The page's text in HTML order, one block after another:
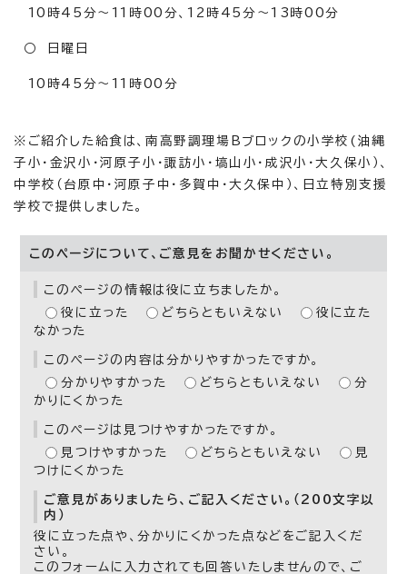
10時45分～11時00分、12時45分～13時00分
○ 日曜日
10時45分～11時00分
※ご紹介した給食は、南高野調理場Bブロックの小学校(油縄
子小・金沢小・河原子小・諏訪小・塙山小・成沢小・大久保小）、
中学校（台原中・河原子中・多賀中・大久保中）、日立特別支援
学校で提供しました。
このページについて、ご意見をお聞かせください。
このページの情報は役に立ちましたか。
役に立った
どちらともいえない
役に立た
なかった
このページの内容は分かりやすかったですか。
分かりやすかった
どちらともいえない
分
かりにくかった
このページは見つけやすかったですか。
見つけやすかった
どちらともいえない
見
つけにくかった
ご意見がありましたら、ご記入ください。（200文字以
内）
役に立った点や、分かりにくかった点などをご記入くだ
さい。
このフォームに入力されても回答いたしませんので、ご